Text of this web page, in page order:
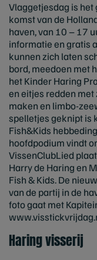
Vlaggetjesdag is het
komst van de
haven, van 10 – 17
informatie en gratis
kunnen zich laten
bord, meedoen met
het Kinder Haring
en eitjes redden met
maken en limbo-
spelletjes geknipt is
Fish&Kids
hoofdpodium vindt
VissenClubLied
Harry de Haring en
Fish & Kids. De
van de partij in de
foto gaat met
Haring visserij